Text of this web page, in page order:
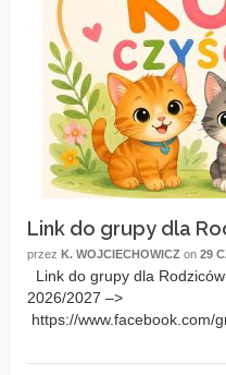
Link do grupy dla
przez K. WOJCIECHOWICZ on 29
Link do grupy dla
2026/2027 –>
https://